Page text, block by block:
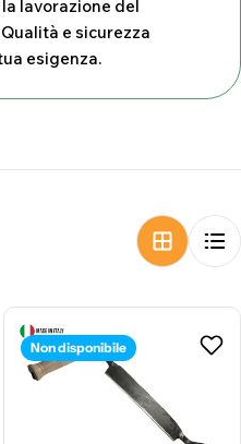
lavorazione del
e sicurezza
esigenza.
Non disponibile